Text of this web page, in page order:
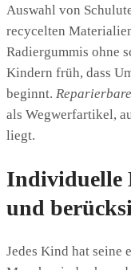
Auswahl von
recycelten
Radiergummis ohne
Kindern früh, dass
beginnt.
als Wegwerfartikel,
liegt.
Individuelle
und
Jedes Kind hat seine